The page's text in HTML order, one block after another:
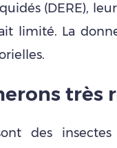
(DERE),
limité. La
très
des